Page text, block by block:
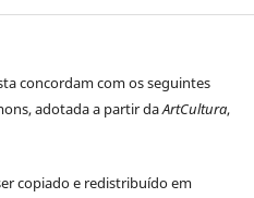
concordam com os seguintes
adotada a partir daArtCultura,
copiado e redistribuído em